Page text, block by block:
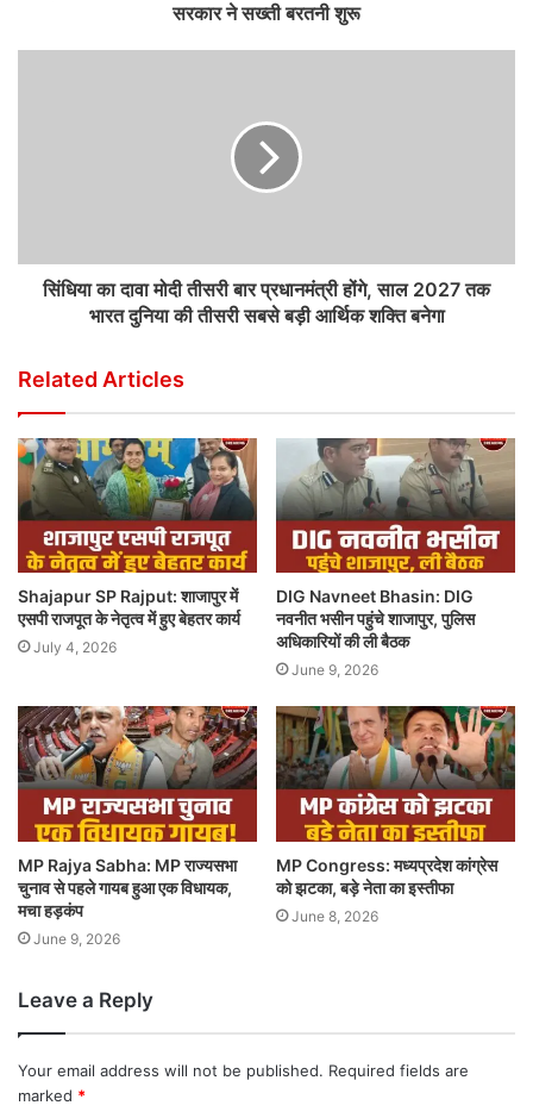
सरकार ने सख्ती बरतनी शुरू
सिंधिया का दावा मोदी तीसरी बार प्रधानमंत्री होंगे, साल 2027 तक
भारत दुनिया की तीसरी सबसे बड़ी आर्थिक शक्ति बनेगा
Related Articles
Shajapur SP Rajput: शाजापुर में
एसपी राजपूत के नेतृत्व में हुए बेहतर कार्य
July 4, 2026
DIG Navneet Bhasin: DIG
नवनीत भसीन पहुंचे शाजापुर, पुलिस
अधिकारियों की ली बैठक
June 9, 2026
MP Rajya Sabha: MP राज्यसभा
चुनाव से पहले गायब हुआ एक विधायक,
मचा हड़कंप
June 9, 2026
MP Congress: मध्यप्रदेश कांग्रेस
को झटका, बड़े नेता का इस्तीफा
June 8, 2026
Leave a Reply
Your email address will not be published. Required fields are
marked *